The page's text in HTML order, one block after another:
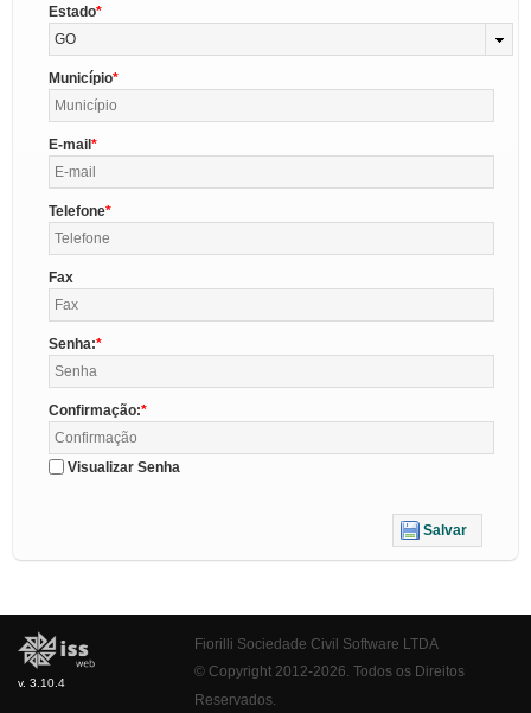
Estado
GO
Município
E-mail
Telefone
Fax
Senha:
Confirmação:
Visualizar Senha
Salvar
v. 3.10.4
Fiorilli Sociedade Civil Software LTDA
© Copyright 2012-2026. Todos os Direitos
Reservados.